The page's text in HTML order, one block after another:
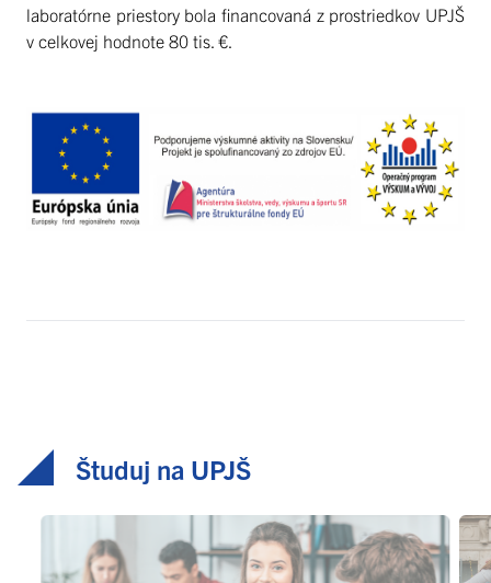
laboratórne priestory bola financovaná z prostriedkov UPJŠ
v celkovej hodnote 80 tis. €.
Študuj na UPJŠ